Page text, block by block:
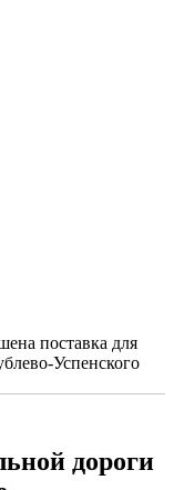
поставка для
дороги